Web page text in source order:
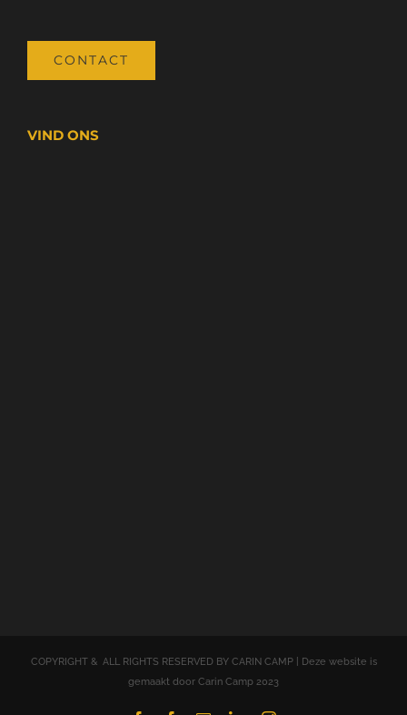
CONTACT
VIND ONS
COPYRIGHT & ALL RIGHTS RESERVED BY CARIN CAMP | Deze website is
gemaakt door Carin Camp 2023